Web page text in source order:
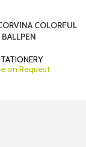
COLORFUL
BALLPEN
on Request